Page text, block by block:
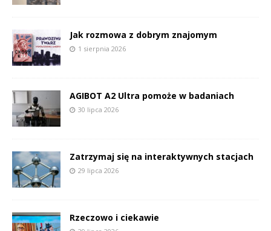
Jak rozmowa z dobrym znajomym
1 sierpnia 2026
AGIBOT A2 Ultra pomoże w badaniach
30 lipca 2026
Zatrzymaj się na interaktywnych stacjach
29 lipca 2026
Rzeczowo i ciekawie